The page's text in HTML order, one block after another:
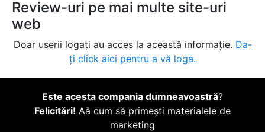
Review-uri pe mai multe site-uri
web
Doar userii logați au acces la această informație. Da-
ți click aici pentru a vă loga.
Este acesta compania dumneavoastră?
Felicitări! Aă cum să primești materialele de
marketing